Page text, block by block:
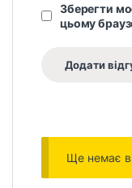
Зберегти
цьому
Ще немає